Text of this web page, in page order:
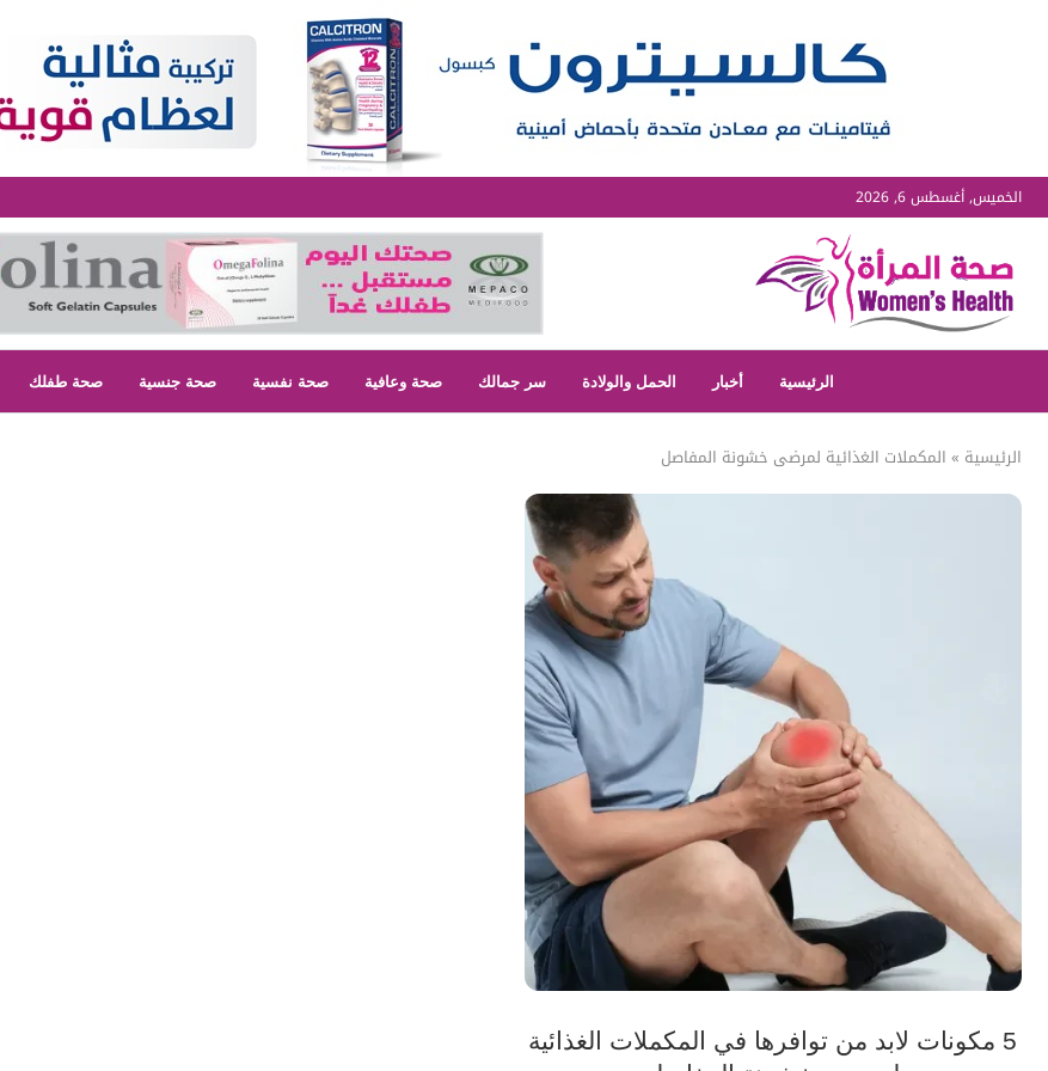
الخميس, أغسطس 6, 2026
الرئيسية أخبار الحمل والولادة سر جمالك صحة وعافية صحة نفسية صحة جنسية صحة طفلك
الرئيسية » المكملات الغذائية لمرضى خشونة المفاصل
5 مكونات لابد من توافرها في المكملات الغذائية